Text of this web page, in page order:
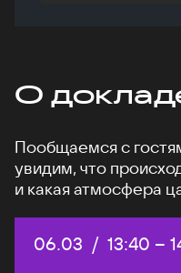
О
Пообщаемся с
увидим, что
и какая атмосфера
Дата:
06.03 / Начало:
13:40 –